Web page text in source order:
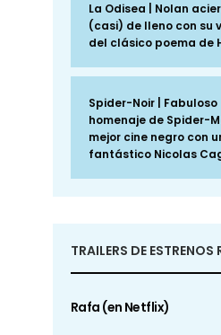
La Odisea | Nolan
(casi) de lleno con su
del clásico poema de
Spider-Noir | Fabuloso
homenaje de Spider-
mejor cine negro con
fantástico Nicolas
TRAILERS DE
Rafa (en Netflix)